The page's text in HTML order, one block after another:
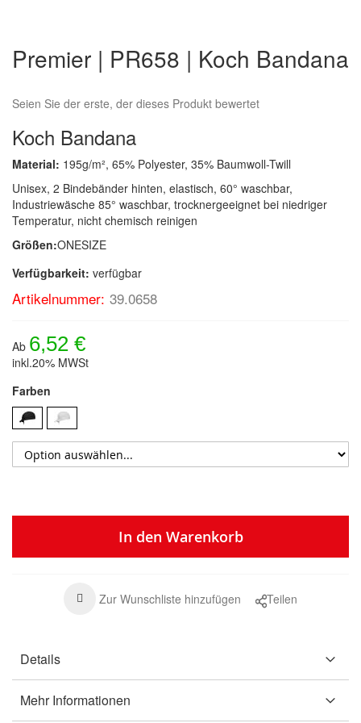
der
Bildergalerie
Premier | PR658 | Koch Bandana
Seien Sie der erste, der dieses Produkt bewertet
Koch Bandana
Material: 195g/m², 65% Polyester, 35% Baumwoll-Twill
Unisex, 2 Bindebänder hinten, elastisch, 60° waschbar,
Industriewäsche 85° waschbar, trocknergeeignet bei niedriger
Temperatur, nicht chemisch reinigen
Größen:ONESIZE
Verfügbarkeit: verfügbar
Artikelnummer: 39.0658
Ab 6,52 €
inkl.20% MWSt
Farben
In den Warenkorb
Zur Wunschliste hinzufügen Teilen
Details
Mehr Informationen